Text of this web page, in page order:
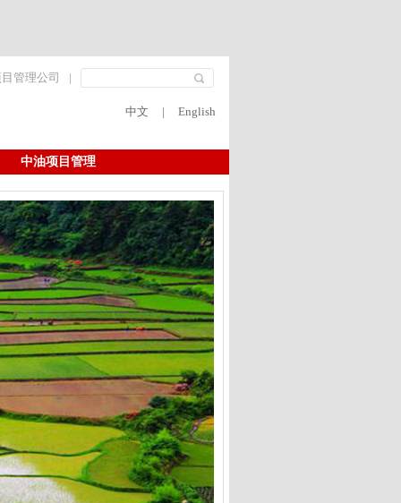
管理公司 |
中文 | English
中油项目管理